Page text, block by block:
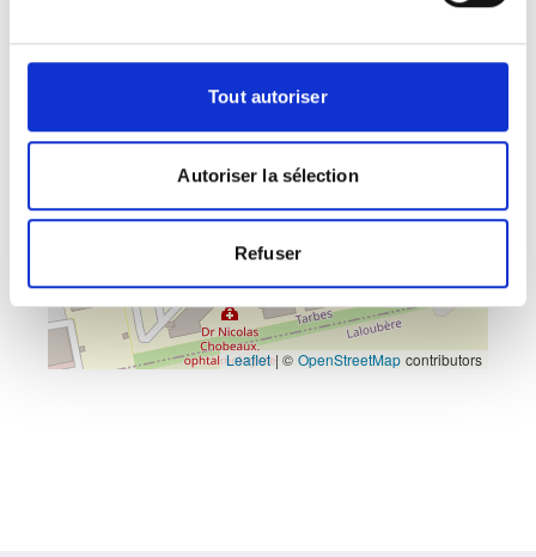
Tout autoriser
Autoriser la sélection
Refuser
Clinique Ormeau Pyrénées
×
+
Leaflet | ©OpenStreetMap contributors